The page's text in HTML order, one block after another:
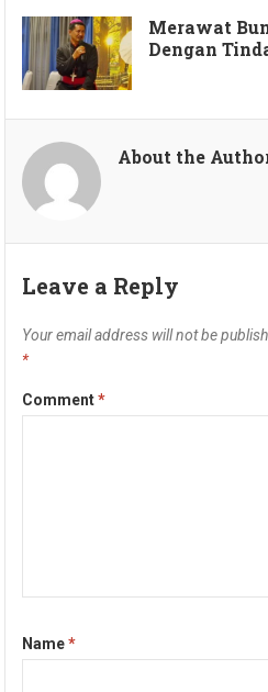
Merawat
Dengan
About the
Leave a Reply
Your email address will not be
*
Comment*
Name*